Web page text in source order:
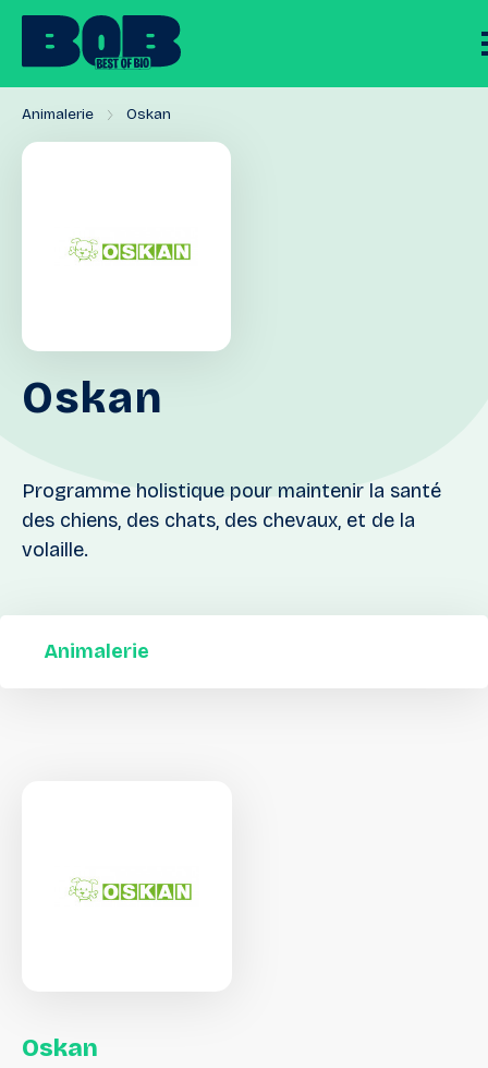
Animalerie Oskan
Oskan
Programme holistique pour maintenir la santé
des chiens, des chats, des chevaux, et de la
volaille.
Animalerie
Oskan